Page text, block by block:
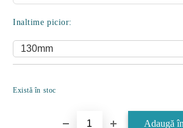
Inaltime picior:
Există în stoc